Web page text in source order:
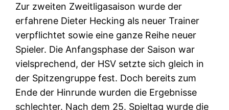
Zur zweiten Zweitligasaison wurde der
erfahrene Dieter Hecking als neuer Trainer
verpflichtet sowie eine ganze Reihe neuer
Spieler. Die Anfangsphase der Saison war
vielsprechend, der HSV setzte sich gleich in
der Spitzengruppe fest. Doch bereits zum
Ende der Hinrunde wurden die Ergebnisse
schlechter. Nach dem 25. Spieltag wurde die